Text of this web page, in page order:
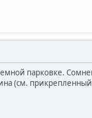
парковке.
(см.